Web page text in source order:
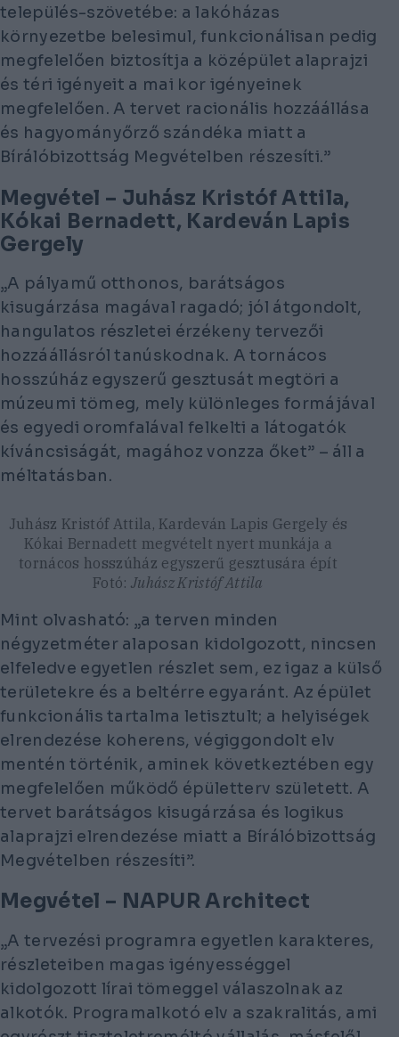
település-szövetébe: a lakóházas
környezetbe belesimul, funkcionálisan pedig
megfelelően biztosítja a középület alaprajzi
és téri igényeit a mai kor igényeinek
megfelelően. A tervet racionális hozzáállása
és hagyományőrző szándéka miatt a
Bírálóbizottság Megvételben részesíti.”
Megvétel – Juhász Kristóf Attila,
Kókai Bernadett, Kardeván Lapis
Gergely
„A pályamű otthonos, barátságos
kisugárzása magával ragadó; jól átgondolt,
hangulatos részletei érzékeny tervezői
hozzáállásról tanúskodnak. A tornácos
hosszúház egyszerű gesztusát megtöri a
múzeumi tömeg, mely különleges formájával
és egyedi oromfalával felkelti a látogatók
kíváncsiságát, magához vonzza őket” – áll a
méltatásban.
Juhász Kristóf Attila, Kardeván Lapis Gergely és
Kókai Bernadett megvételt nyert munkája a
tornácos hosszúház egyszerű gesztusára épít
Fotó:Juhász Kristóf Attila
Mint olvasható: „a terven minden
négyzetméter alaposan kidolgozott, nincsen
elfeledve egyetlen részlet sem, ez igaz a külső
területekre és a beltérre egyaránt. Az épület
funkcionális tartalma letisztult; a helyiségek
elrendezése koherens, végiggondolt elv
mentén történik, aminek következtében egy
megfelelően működő épületterv született. A
tervet barátságos kisugárzása és logikus
alaprajzi elrendezése miatt a Bírálóbizottság
Megvételben részesíti”.
Megvétel – NAPUR Architect
„A tervezési programra egyetlen karakteres,
részleteiben magas igényességgel
kidolgozott lírai tömeggel válaszolnak az
alkotók. Programalkotó elv a szakralitás, ami